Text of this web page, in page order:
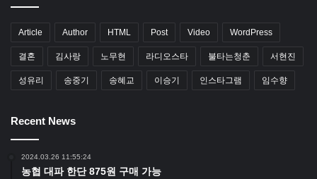
Article Author HTML Post Video WordPress
결혼 김사랑 노무현 라디오스타 불타는청춘 서현진
성유리 송중기 송혜교 이승기 인스타그램 임수향
Recent News
2024.03.26 11:55:24
농협 대파 한단 875원 구매 가능